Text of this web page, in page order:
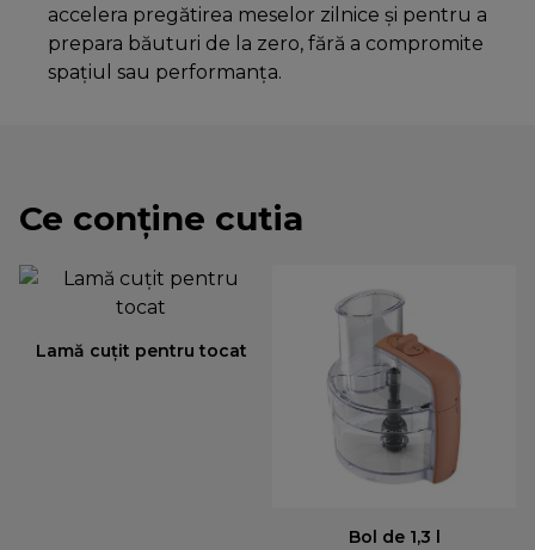
accelera pregătirea meselor zilnice și pentru a
prepara băuturi de la zero, fără a compromite
spațiul sau performanța.
Ce conține cutia
Lamă cuțit pentru tocat
Bol de 1,3 l